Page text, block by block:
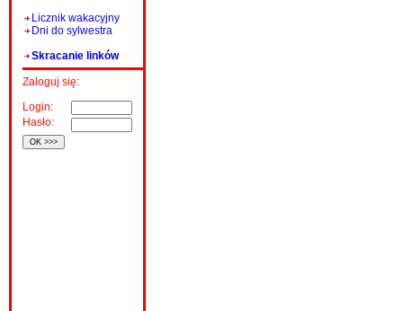
Licznik wakacyjny
Dni do sylwestra
Skracanie linków
Zaloguj się:
Login:
Hasło: